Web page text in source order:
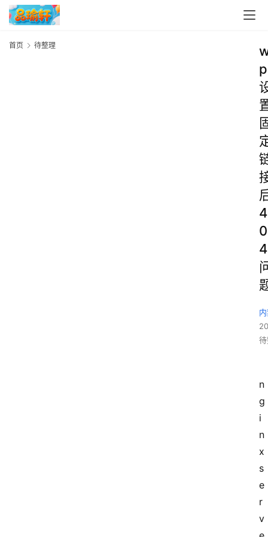
首页 待整理
p
4
0
4
n
g
i
n
x
s
e
r
v